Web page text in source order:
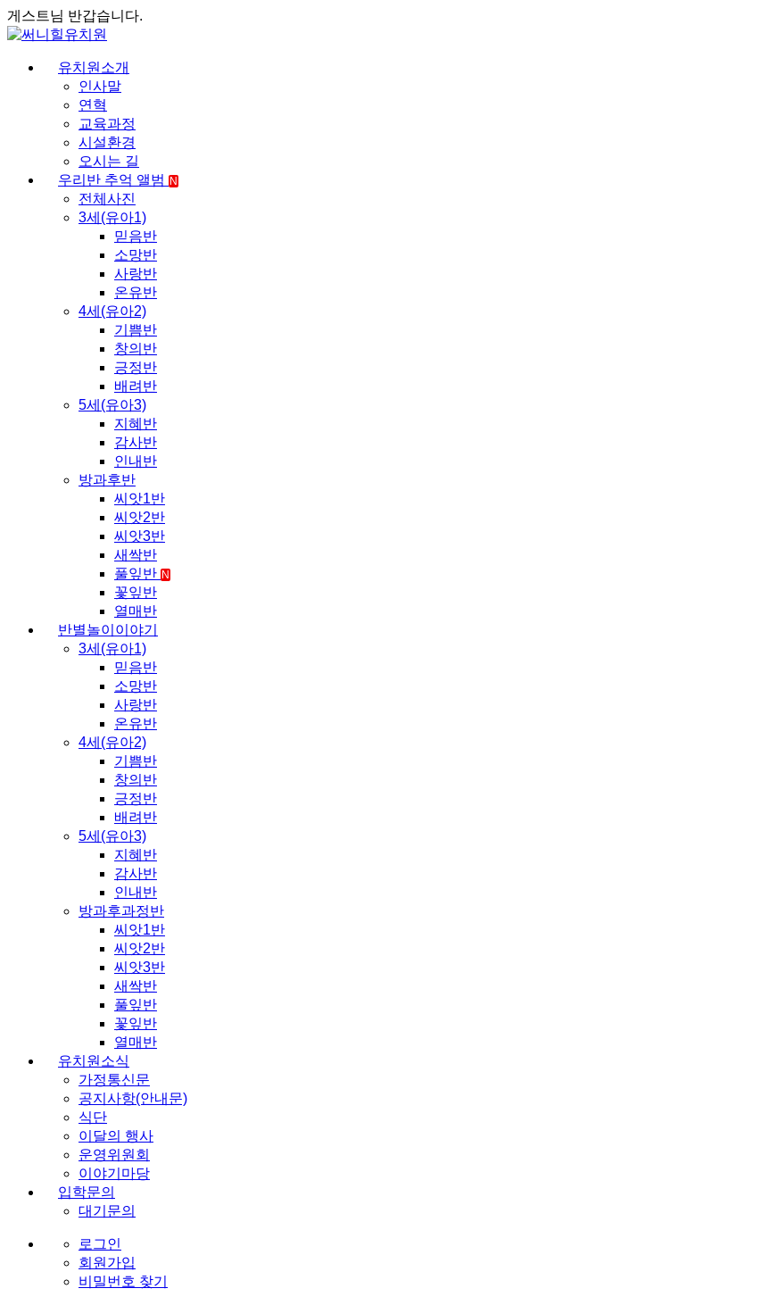
게스트님 반갑습니다.
유치원소개
인사말
연혁
교육과정
시설환경
오시는 길
우리반 추억 앨범
N
전체사진
3세(유아1)
믿음반
소망반
사랑반
온유반
4세(유아2)
기쁨반
창의반
긍정반
배려반
5세(유아3)
지혜반
감사반
인내반
방과후반
씨앗1반
씨앗2반
씨앗3반
새싹반
풀잎반 N
꽃잎반
열매반
반별놀이이야기
3세(유아1)
믿음반
소망반
사랑반
온유반
4세(유아2)
기쁨반
창의반
긍정반
배려반
5세(유아3)
지혜반
감사반
인내반
방과후과정반
씨앗1반
씨앗2반
씨앗3반
새싹반
풀잎반
꽃잎반
열매반
유치원소식
가정통신문
공지사항(안내문)
식단
이달의 행사
운영위원회
이야기마당
입학문의
대기문의
로그인
회원가입
비밀번호 찾기